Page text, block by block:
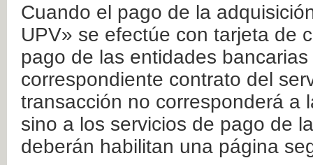
Cuando el pago de la
UPV» se efectúe con tarjeta de
pago de las entidades
correspondiente contrato del
transacción no corresponderá a
sino a los servicios de pago de
deberán habilitan una página